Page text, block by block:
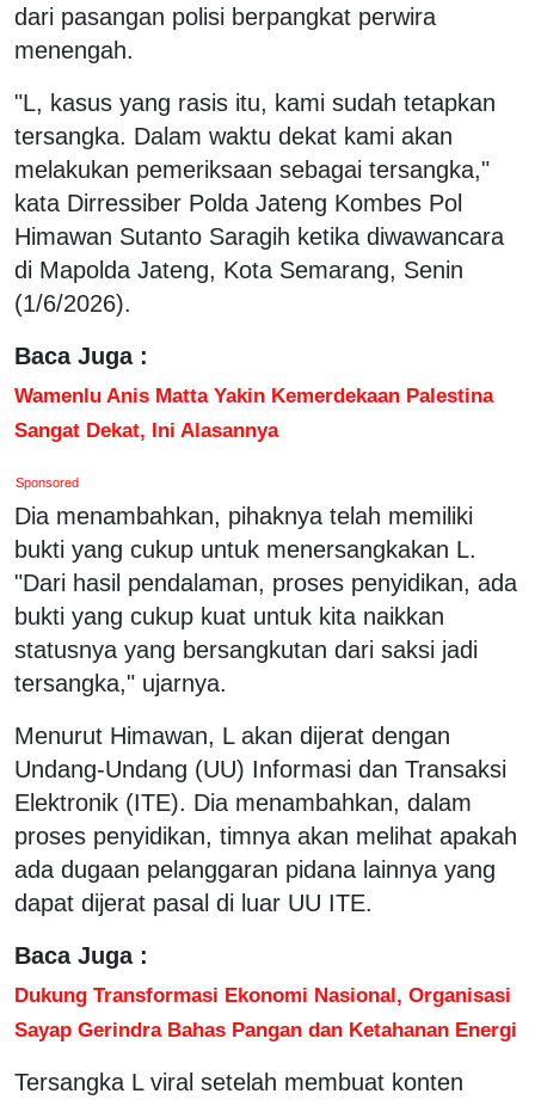
dari pasangan polisi berpangkat perwira
menengah.
"L, kasus yang rasis itu, kami sudah tetapkan
tersangka. Dalam waktu dekat kami akan
melakukan pemeriksaan sebagai tersangka,"
kata Dirressiber Polda Jateng Kombes Pol
Himawan Sutanto Saragih ketika diwawancara
di Mapolda Jateng, Kota Semarang, Senin
(1/6/2026).
Baca Juga :
Wamenlu Anis Matta Yakin Kemerdekaan Palestina
Sangat Dekat, Ini Alasannya
Sponsored
Dia menambahkan, pihaknya telah memiliki
bukti yang cukup untuk menersangkakan L.
"Dari hasil pendalaman, proses penyidikan, ada
bukti yang cukup kuat untuk kita naikkan
statusnya yang bersangkutan dari saksi jadi
tersangka," ujarnya.
Menurut Himawan, L akan dijerat dengan
Undang-Undang (UU) Informasi dan Transaksi
Elektronik (ITE). Dia menambahkan, dalam
proses penyidikan, timnya akan melihat apakah
ada dugaan pelanggaran pidana lainnya yang
dapat dijerat pasal di luar UU ITE.
Baca Juga :
Dukung Transformasi Ekonomi Nasional, Organisasi
Sayap Gerindra Bahas Pangan dan Ketahanan Energi
Tersangka L viral setelah membuat konten